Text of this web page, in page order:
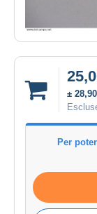
±
Per